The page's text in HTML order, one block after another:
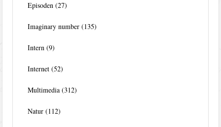
Episoden (27)
Imaginary number (135)
Intern (9)
Internet (52)
Multimedia (312)
Natur (112)